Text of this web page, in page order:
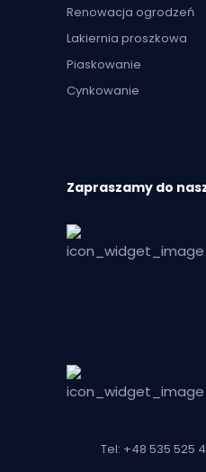
Renowacja ogrodzeń
Lakiernia proszkowa
Piaskowanie
Cynkowanie
Zapraszamy do
Tel: +48 535 525